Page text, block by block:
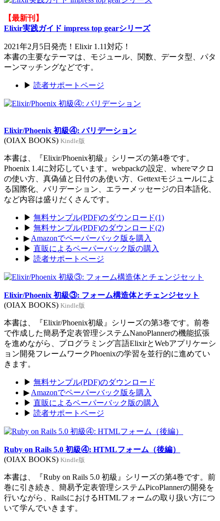
【最新刊】
Elixir実践ガイド impress top gearシリーズ
2021年2月5日発売！Elixir 1.11対応！
本書の主要なテーマは、モジュール、関数、データ型、パタ
ーンマッチングなどです。
▶ 読者サポートページ
Elixir/Phoenix 初級④: バリデーション
(OIAX BOOKS) Kindle版
本書は、『Elixir/Phoenix初級』シリーズの第4巻です。
Phoenix 1.4に対応しています。webpackの設定、whereマクロ
の使い方、真偽値と日付のあ使い方、Gettextモジュールによ
る国際化、バリデーション、エラーメッセージの日本語化、
など内容は盛りだくさんです。
▶ 無料サンプル(PDF)のダウンロード(1)
▶ 無料サンプル(PDF)のダウンロード(2)
▶ Amazonでペーパーバック版を購入
▶ 直販によるペーパーバック版の購入
▶ 読者サポートページ
Elixir/Phoenix 初級③: フォーム構造体とチェンジセット
(OIAX BOOKS) Kindle版
本書は、『Elixir/Phoenix初級』シリーズの第3巻です。前巻
で作成した簡易予定表管理システムNanoPlannerの機能拡張
を進めながら、プログラミング言語ElixirとWebアプリケーシ
ョン開発フレームワークPhoenixの学習を並行的に進めてい
きます。
▶ 無料サンプル(PDF)のダウンロード
▶ Amazonでペーパーバック版を購入
▶ 直販によるペーパーバック版の購入
▶ 読者サポートページ
Ruby on Rails 5.0 初級④: HTMLフォーム（後編）
(OIAX BOOKS) Kindle版
本書は、『Ruby on Rails 5.0 初級』シリーズの第4巻です。前
巻に引き続き、簡易予定表管理システムPicoPlannerの開発を
行いながら、RailsにおけるHTMLフォームの取り扱い方につ
いて学んでいきます。